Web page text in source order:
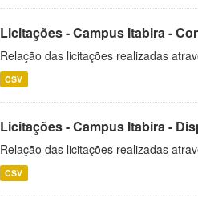
Licitações - Campus Itabira -
Relação das licitações realizadas
CSV
Licitações - Campus Itabira -
Relação das licitações realizadas
CSV